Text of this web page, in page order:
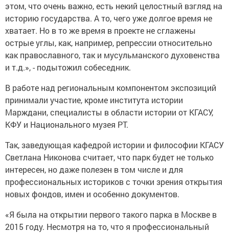
этом, что очень важно, есть некий целостный взгляд на
историю государства. А то, чего уже долгое время не
хватает. Но в то же время в проекте не сглажены
острые углы, как, например, репрессии относительно
как православного, так и мусульманского духовенства
и т.д.», ­- подытожил собеседник.
В работе над региональным компонентом экспозиций
принимали участие, кроме института истории
Марждани, специалисты в области истории от КГАСУ,
КФУ и Национального музея РТ.
Так, заведующая кафедрой истории и философии КГАСУ
Светлана Никонова считает, что парк будет не только
интересен, но даже полезен в том числе и для
профессиональных историков с точки зрения открытия
новых фондов, имен и особенно документов.
«Я была на открытии первого такого парка в Москве в
2015 году. Несмотря на то, что я профессиональный